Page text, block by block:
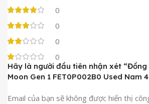
0
0
0
0
Hãy là người đầu tiên nhận xét “Đồng
Moon Gen 1 FET0P002B0 Used Nam
Email của bạn sẽ không được hiển thị